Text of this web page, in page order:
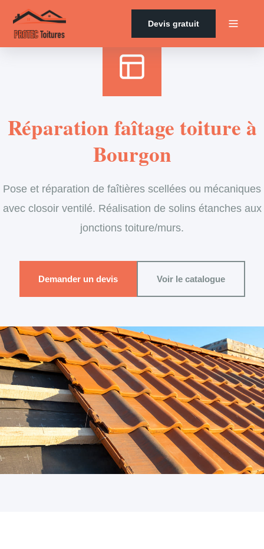
Devis gratuit
Réparation faîtage toiture à
Bourgon
Pose et réparation de faîtières scellées ou mécaniques
avec closoir ventilé. Réalisation de solins étanches aux
jonctions toiture/murs.
Demander un devis Voir le catalogue